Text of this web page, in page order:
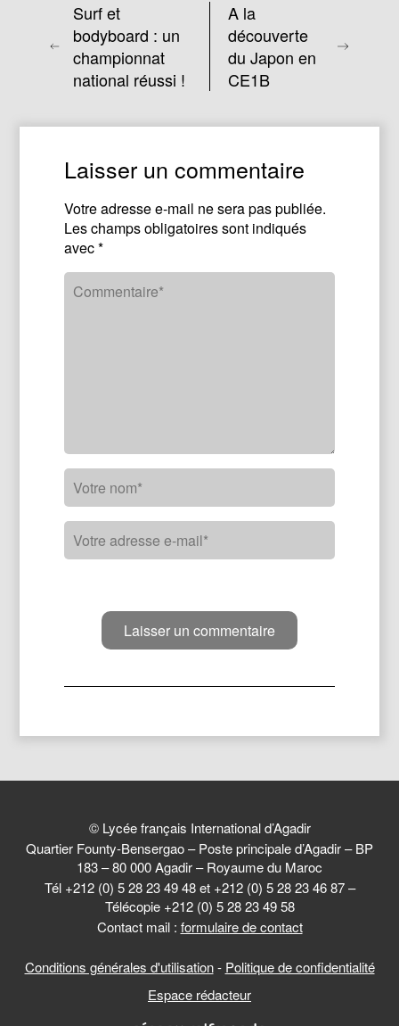
Surf et
bodyboard : un
championnat
national réussi !
A la
découverte
du Japon en
CE1B
Laisser un commentaire
Votre adresse e-mail ne sera pas publiée.
Les champs obligatoires sont indiqués
avec*
© Lycée français International d’Agadir
Quartier Founty-Bensergao – Poste principale d’Agadir – BP
183 – 80 000 Agadir – Royaume du Maroc
Tél +212 (0) 5 28 23 49 48 et +212 (0) 5 28 23 46 87 –
Télécopie +212 (0) 5 28 23 49 58
Contact mail : formulaire de contact
Conditions générales d'utilisation- Politique de confidentialité
Espace rédacteur